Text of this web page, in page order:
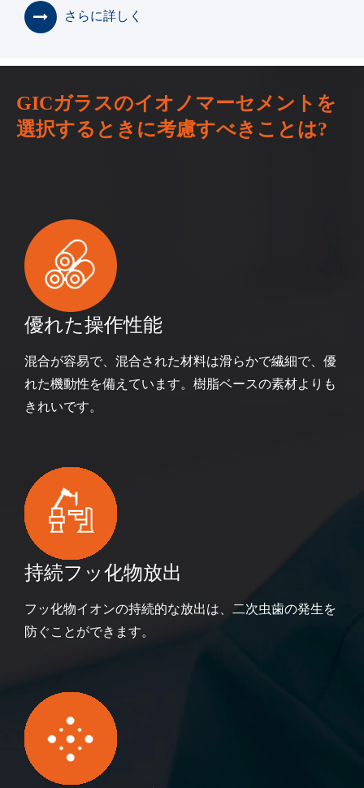
さらに詳しく
GICガラスのイオノマーセメントを
選択するときに考慮すべきことは?
優れた操作性能
混合が容易で、混合された材料は滑らかで繊細で、優
れた機動性を備えています。樹脂ベースの素材よりも
きれいです。
持続フッ化物放出
フッ化物イオンの持続的な放出は、二次虫歯の発生を
防ぐことができます。